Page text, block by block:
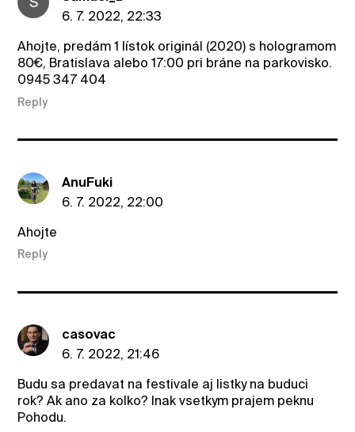
6. 7. 2022, 22:33
Ahojte, predám 1 lístok originál (2020) s hologramom
80€, Bratislava alebo 17:00 pri bráne na parkovisko.
0945 347 404
Reply
AnuFuki
6. 7. 2022, 22:00
Ahojte
Reply
casovac
6. 7. 2022, 21:46
Budu sa predavat na festivale aj listky na buduci
rok? Ak ano za kolko? Inak vsetkym prajem peknu
Pohodu.